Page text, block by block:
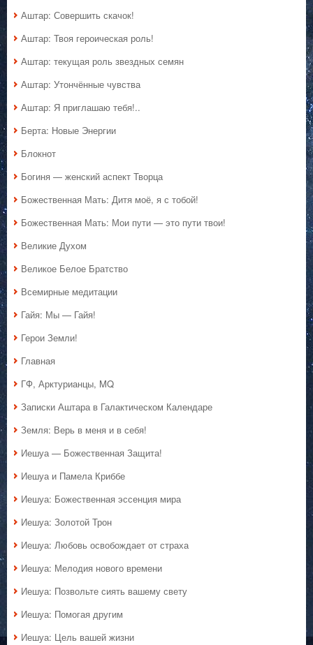
Аштар: Совершить скачок!
Аштар: Твоя героическая роль!
Аштар: текущая роль звездных семян
Аштар: Утончённые чувства
Аштар: Я приглашаю тебя!..
Берта: Новые Энергии
Блокнот
Богиня — женский аспект Творца
Божественная Мать: Дитя моё, я с тобой!
Божественная Мать: Мои пути — это пути твои!
Великие Духом
Великое Белое Братство
Всемирные медитации
Гайя: Мы — Гайя!
Герои Земли!
Главная
ГФ, Арктурианцы, MQ
Записки Аштара в Галактическом Календаре
Земля: Верь в меня и в себя!
Иешуа — Божественная Защита!
Иешуа и Памела Криббе
Иешуа: Божественная эссенция мира
Иешуа: Золотой Трон
Иешуа: Любовь освобождает от страха
Иешуа: Мелодия нового времени
Иешуа: Позвольте сиять вашему свету
Иешуа: Помогая другим
Иешуа: Цель вашей жизни